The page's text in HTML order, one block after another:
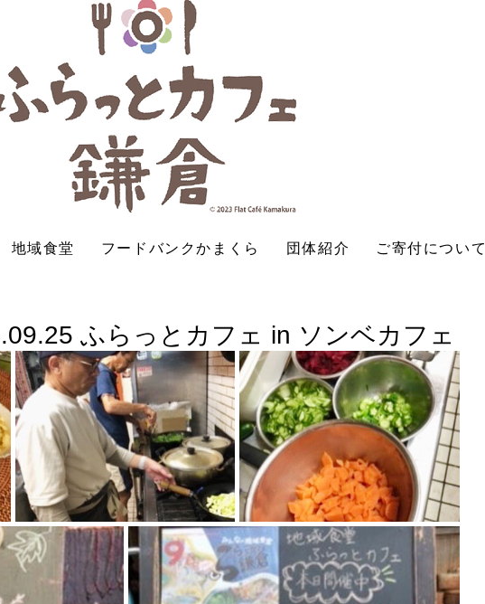
地域食堂 フードバンクかまくら 団体紹介 ご寄付について
ふらっとカフェ in ソンベカフェ